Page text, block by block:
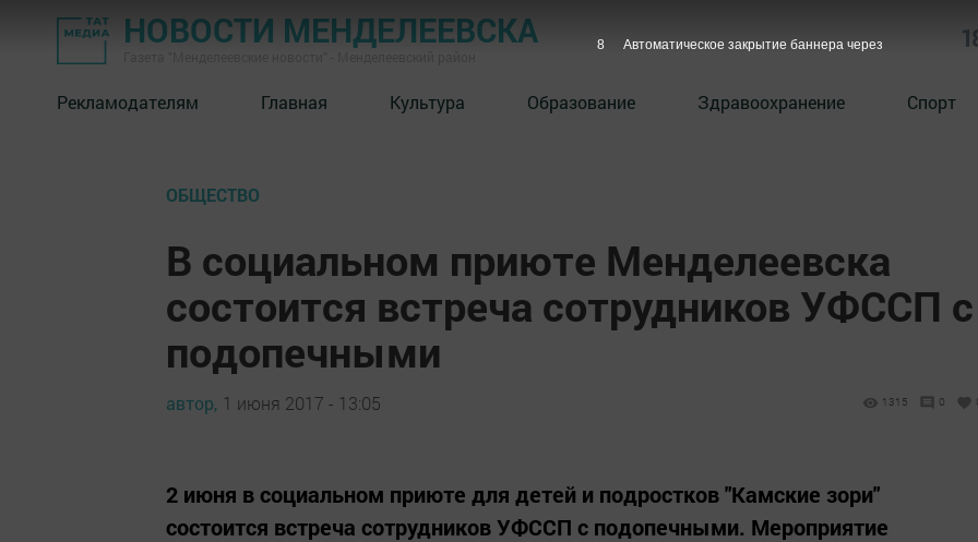
НОВОСТИ МЕНДЕЛЕЕВСКА
Рекламодателям Главная Культура Образование Здравоохранение Спорт
ОБЩЕСТВО
В социальном приюте Менделеевска
состоится встреча сотрудников УФССП с
подопечными
автор, 1 июня 2017 - 13:05 1315 0
2 июня в социальном приюте для детей и подростков "Камские зори"
состоится встреча сотрудников УФССП с подопечными. Мероприятие
7 Автоматическое закрытие баннера через